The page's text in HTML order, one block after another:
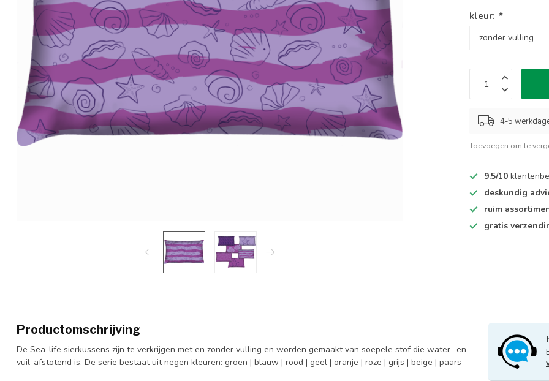
kleur: *
4-5
Toevoegen om te
9.5/10
deskundig
ruim
gratis
Productomschrijving
De Sea-life sierkussens zijn te verkrijgen met en zonder vulling en worden gemaakt van soepele stof die water- en
vuil-afstotend is. De serie bestaat uit negen kleuren: groen | blauw | rood | geel | oranje | roze | grijs | beige | paars